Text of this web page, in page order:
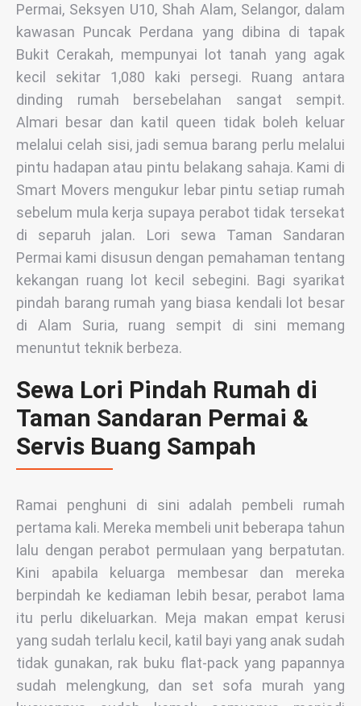
Permai, Seksyen U10, Shah Alam, Selangor, dalam
kawasan Puncak Perdana yang dibina di tapak
Bukit Cerakah, mempunyai lot tanah yang agak
kecil sekitar 1,080 kaki persegi. Ruang antara
dinding rumah bersebelahan sangat sempit.
Almari besar dan katil queen tidak boleh keluar
melalui celah sisi, jadi semua barang perlu melalui
pintu hadapan atau pintu belakang sahaja. Kami di
Smart Movers mengukur lebar pintu setiap rumah
sebelum mula kerja supaya perabot tidak tersekat
di separuh jalan. Lori sewa Taman Sandaran
Permai kami disusun dengan pemahaman tentang
kekangan ruang lot kecil sebegini. Bagi syarikat
pindah barang rumah yang biasa kendali lot besar
di Alam Suria, ruang sempit di sini memang
menuntut teknik berbeza.
Sewa Lori Pindah Rumah di
Taman Sandaran Permai &
Servis Buang Sampah
Ramai penghuni di sini adalah pembeli rumah
pertama kali. Mereka membeli unit beberapa tahun
lalu dengan perabot permulaan yang berpatutan.
Kini apabila keluarga membesar dan mereka
berpindah ke kediaman lebih besar, perabot lama
itu perlu dikeluarkan. Meja makan empat kerusi
yang sudah terlalu kecil, katil bayi yang anak sudah
tidak gunakan, rak buku flat-pack yang papannya
sudah melengkung, dan set sofa murah yang